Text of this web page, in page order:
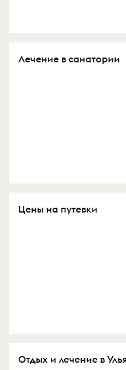
Лечение в санатории
Цены на путевки
Отдых и лечение в